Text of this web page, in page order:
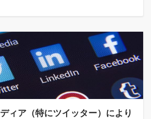
ィア（特にツイッター）により